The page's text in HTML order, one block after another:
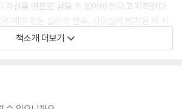
자신을 멘토로 삼을 수 있어야 한다고 지적한다.
리해야 하는 실무의 연속, 사무실에 방치된 채 사
는가? 좋은 사수를 만나게 해달라고 매일 기도하
력은 높이고 싶은가? 스스로 성장하며 ‘일잘
책소개 더보기